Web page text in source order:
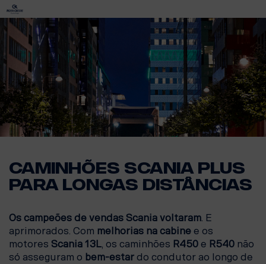
Caminhões Scania Plus
para longas distâncias
Os campeões de vendas Scania voltaram. E
aprimorados. Com melhorias na cabine e os
motores Scania 13L, os caminhões R450 e R540 não
só asseguram o bem-estar do condutor ao longo de